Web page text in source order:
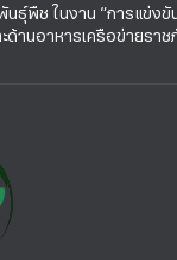
ธุ์พืช ในงาน “การแข่งขั
านอาหารเครือข่ายราช